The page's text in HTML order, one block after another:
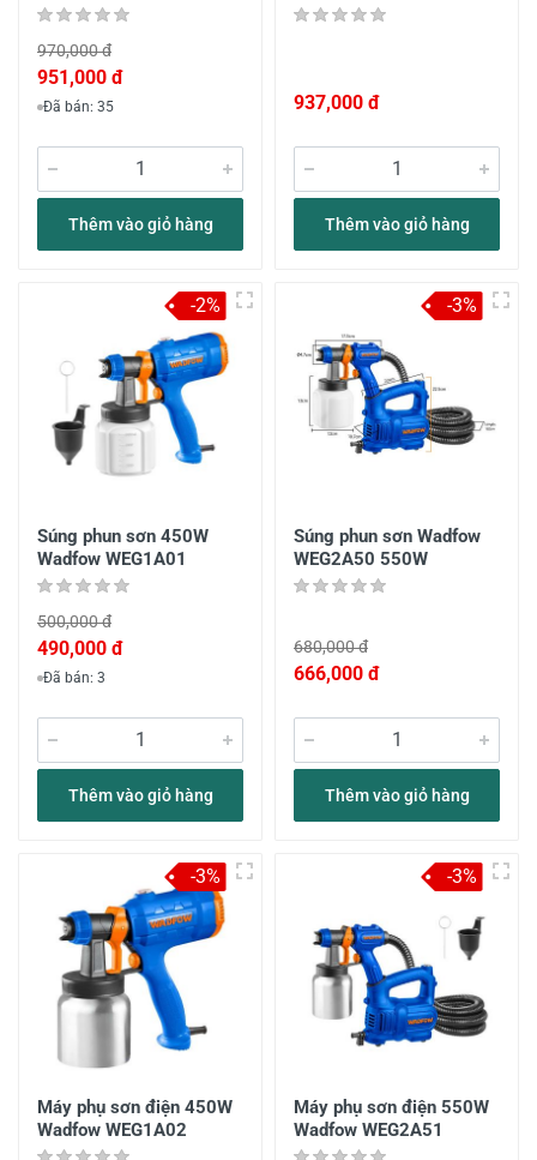
970,000 đ
951,000 đ
Đã bán: 35
Thêm vào giỏ hàng
937,000 đ
Thêm vào giỏ hàng
Súng phun sơn 450W
Wadfow WEG1A01
500,000 đ
490,000 đ
Đã bán: 3
Thêm vào giỏ hàng
-2%
Súng phun sơn Wadfow
WEG2A50 550W
680,000 đ
666,000 đ
Thêm vào giỏ hàng
-3%
Máy phụ sơn điện 450W
Wadfow WEG1A02
-3%
Máy phụ sơn điện 550W
Wadfow WEG2A51
-3%